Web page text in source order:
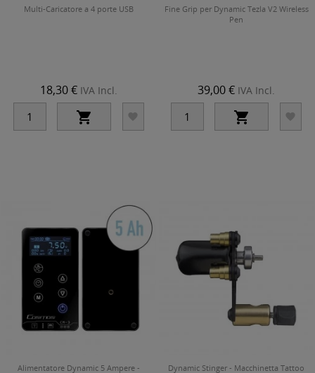
Multi-Caricatore a 4 porte USB
18,30 € IVA Incl.
 
Fine Grip per Dynamic Tezla V2 Wireless
Pen
39,00 € IVA Incl.
 
Alimentatore Dynamic 5 Ampere -
Dynamic Stinger - Macchinetta Tattoo